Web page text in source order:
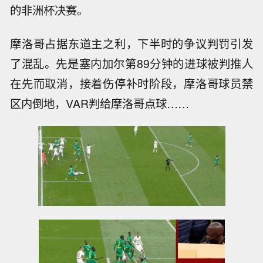
的非洲杯决赛。
摩洛哥占据东道主之利，下半时的争议判罚引发
了混乱。先是塞内加尔第89分钟的进球被判推人
在先而取消，接着伤停补时阶段，摩洛哥球员禁
区内倒地，VAR判给摩洛哥点球……